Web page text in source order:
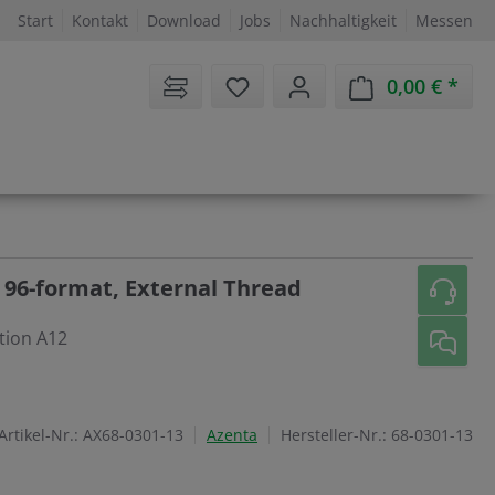
Start Kontakt Download Jobs Nachhaltigkeit Messen
Sie haben 0 Artikel auf dem
0,00 €
96-format, External Thread
A12
Nr.: AX68-0301-13 Azenta Hersteller-Nr.: 68-0301-13